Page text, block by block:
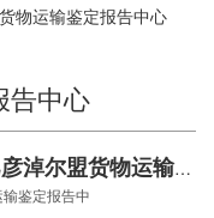
物运输鉴定报告中心
告中心
万万未猜到！巴彦淖尔盟货物运输鉴定报告中心竟可有如此一种绝技!
鉴定报告中